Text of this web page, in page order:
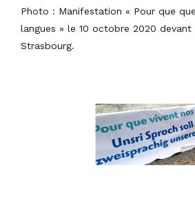
Photo : Manifestation « Pour que
langues » le 10 octobre 2020
Strasbourg.